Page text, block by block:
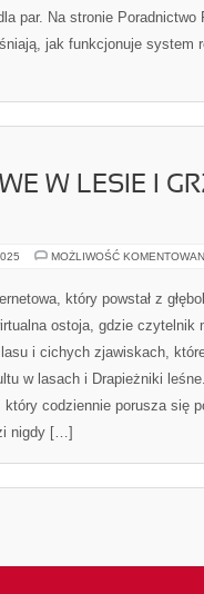
par. Na stronie
jak funkcjonuje system
W LESIE I
MOŻLIWOŚĆ
który powstał z
ostoja, gdzie czytelnik
i cichych zjawiskach,
w lasach i Drapieżniki
codziennie porusza się
nigdy […]